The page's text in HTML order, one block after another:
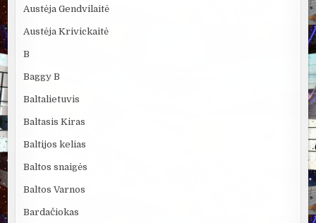
Austėja Gendvilaitė
Austėja Krivickaitė
B
Baggy B
Baltalietuvis
Baltasis Kiras
Baltijos kelias
Baltos snaigės
Baltos Varnos
Bardačiokas